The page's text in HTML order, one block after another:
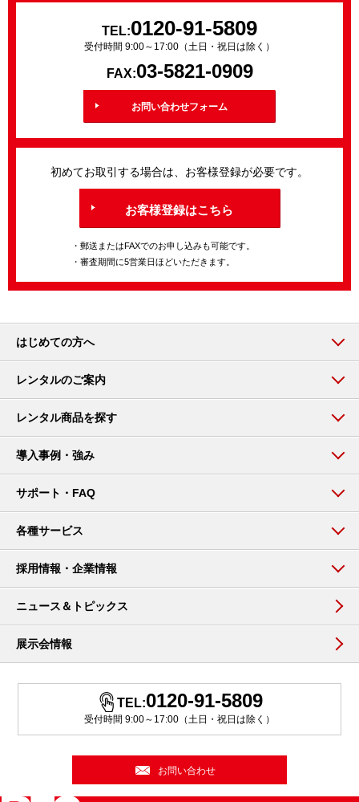
TEL:0120-91-5809
受付時間 9:00～17:00（土日・祝日は除く）
FAX:03-5821-0909
お問い合わせフォーム
初めてお取引する場合は、お客様登録が必要です。
お客様登録はこちら
・郵送またはFAXでのお申し込みも可能です。
・審査期間に5営業日ほどいただきます。
はじめての方へ
レンタルのご案内
レンタル商品を探す
導入事例・強み
サポート・FAQ
各種サービス
採用情報・企業情報
ニュース＆トピックス
展示会情報
TEL:0120-91-5809
受付時間 9:00～17:00（土日・祝日は除く）
お問い合わせ